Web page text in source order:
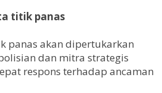
titik panas
panas akan dipertukarkan
dan mitra strategis
respons terhadap ancaman